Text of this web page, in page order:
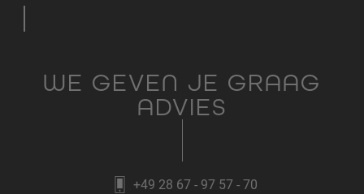
WE GEVEN JE GRAAG
ADVIES
+49 28 67 - 97 57 - 70